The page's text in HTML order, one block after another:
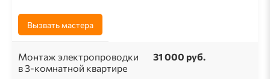
Вызвать мастера
Монтаж электропроводки
в 3-комнатной квартире
31 000 руб.